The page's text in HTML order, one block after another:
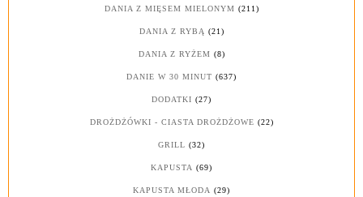
DANIA Z MIĘSEM MIELONYM (211)
DANIA Z RYBĄ (21)
DANIA Z RYŻEM (8)
DANIE W 30 MINUT (637)
DODATKI (27)
DROŻDŻÓWKI - CIASTA DROŻDŻOWE (22)
GRILL (32)
KAPUSTA (69)
KAPUSTA MŁODA (29)